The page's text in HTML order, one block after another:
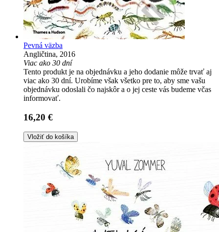
Pevná väzba
Angličtina, 2016
Viac ako 30 dní
Tento produkt je na objednávku a jeho dodanie môže trvať aj
viac ako 30 dní. Urobíme však všetko pre to, aby sme vašu
objednávku odoslali čo najskôr a o jej ceste vás budeme včas
informovať.
16,20 €
Vložiť do košíka